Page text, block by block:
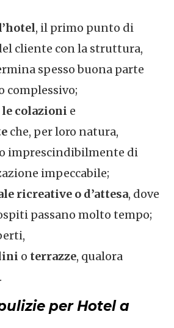
, il primo punto di
cliente con la struttura,
spesso buona parte
complessivo;
le colazioni e
che, per loro natura,
imprescindibilmente di
impeccabile;
ricreative o d’attesa, dove
passano molto tempo;
o terrazze, qualora
per Hotel a